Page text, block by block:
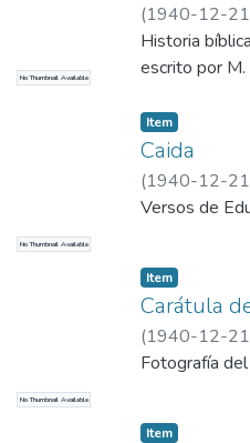
No Thumbnail Available
(1940-12-21
Historia
escrito por
No Thumbnail Available
Item
Caida
(1940-12-21
Versos de
No Thumbnail Available
Item
Carátula
(1940-12-21
Fotografía
Item